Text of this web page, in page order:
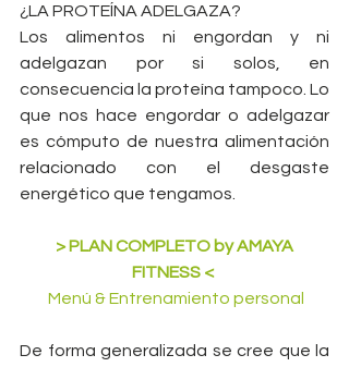
¿LA PROTEÍNA ADELGAZA?
Los alimentos ni engordan y ni
adelgazan por si solos, en
consecuencia la proteína tampoco. Lo
que nos hace engordar o adelgazar
es cómputo de nuestra alimentación
relacionado con el desgaste
energético que tengamos.
FITNESS <
   Menú & Entrenamiento personal
De forma generalizada se cree que la